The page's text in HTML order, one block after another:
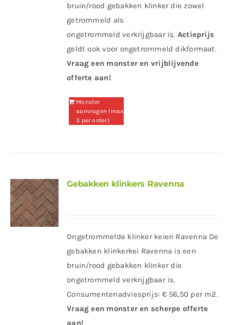
bruin/rood gebakken klinker die zowel
getrommeld als
ongetrommeld verkrijgbaar is. Actieprijs
geldt ook voor ongetrommeld dikformaat.
Vraag een monster en vrijblijvende
offerte aan!
Monster
aanvragen (max
3 per order)
Gebakken klinkers Ravenna
Ongetrommelde klinker keien Ravenna De
gebakken klinkerkei Ravenna is een
bruin/rood gebakken klinker die
ongetrommeld verkrijgbaar is.
Consumentenadviesprijs: € 56,50 per m2.
Vraag een monster en scherpe offerte
aan!